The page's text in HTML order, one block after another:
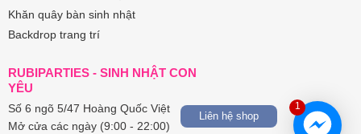
1
Liên hệ shop
Khăn quây bàn sinh nhật
Backdrop trang trí
RUBIPARTIES - SINH NHẬT CON
YÊU
Số 6 ngõ 5/47 Hoàng Quốc Việt
Mở cửa các ngày (9:00 - 22:00)